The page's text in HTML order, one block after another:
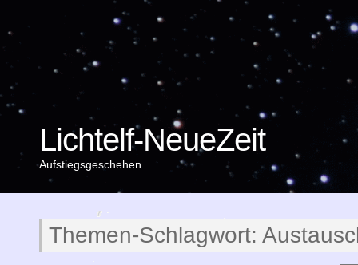
Lichtelf-NeueZeit
Aufstiegsgeschehen
Themen-Schlagwort: